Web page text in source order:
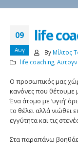
09
Αυγ
life
By Μίλτος
life coaching,
Ο προσωπικός μας
κανόνες που θέτουμε
Ένα άτομο με ‘υγιή’
το θέλει αλλά νιώθει
εγγύτητα και τις
Στα παραπάνω